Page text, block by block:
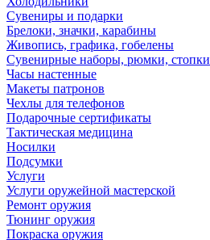
Сувениры и подарки
Брелоки, значки, карабины
Живопись, графика, гобелены
Сувенирные наборы, рюмки, стопки
Часы настенные
Макеты патронов
Чехлы для телефонов
Подарочные сертификаты
Тактическая медицина
Носилки
Подсумки
Услуги
Услуги оружейной мастерской
Ремонт оружия
Тюнинг оружия
Покраска оружия